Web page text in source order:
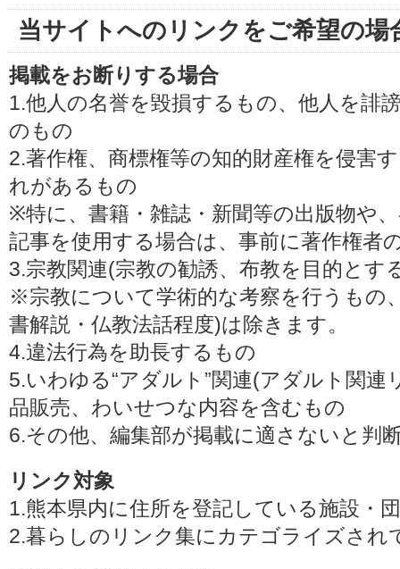
当サイトへのリンクをご希望の場
掲載をお断りする場合
1.他人の名誉を毀損するもの、他人を誹
のもの
2.著作権、商標権等の知的財産権を侵害
れがあるもの
※特に、書籍・雑誌・新聞等の出版物や
記事を使用する場合は、事前に著作権者
3.宗教関連(宗教の勧誘、布教を目的とす
※宗教について学術的な考察を行うもの
書解説・仏教法話程度)は除きます。
4.違法行為を助長するもの
5.いわゆる“アダルト”関連(アダルト関
品販売、わいせつな内容を含むもの
6.その他、編集部が掲載に適さないと判
リンク対象
1.熊本県内に住所を登記している施設・
2.暮らしのリンク集にカテゴライズされ